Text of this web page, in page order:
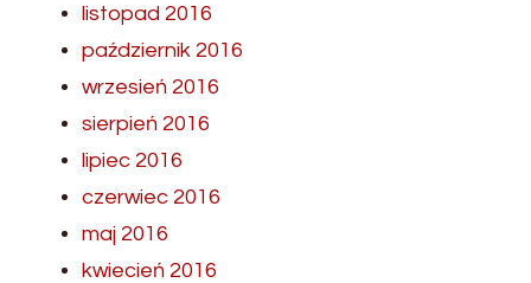
listopad 2016
październik 2016
wrzesień 2016
sierpień 2016
lipiec 2016
czerwiec 2016
maj 2016
kwiecień 2016